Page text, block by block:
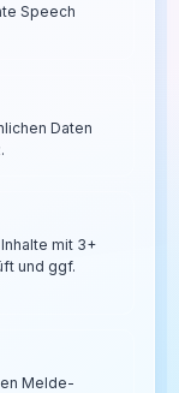
Speech
Daten
mit 3+
und ggf.
Melde-